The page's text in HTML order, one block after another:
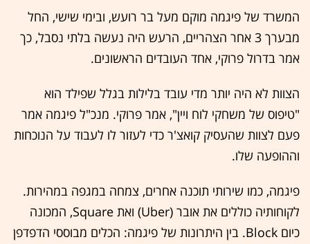
המשרד של פיגמה מוקם מעל בר רועש, ובימי שישי, החל
מבערך 3 אחר הצהריים, הרעש היה נעשה בלתי נסבל, כך
אמר בדרול פרוקי, אחד העובדים הראשונים.
הצוות לא היה יותר מדי עובד בלילות בגלל שפילד הוא
"טיפוס של משחקי לוח ויין", אמר פרוקי. מנכ"ל פיגמה אמר
פעם לצוות שהעסיק קואצ'ר כדי לעזור לו לעבוד על הנוכחות
וההופעה שלו.
פיגמה, כמו שירותי תוכנה אחרים, צמחה במגפה במהירות.
לקוחותיה כוללים את אובר (Uber) ואת Square, המכונה
כיום Block. בין היתרונות של פיגמה: הכלים מבוססי הדפדפן